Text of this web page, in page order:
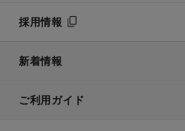
採用情報
新着情報
ご利用ガイド